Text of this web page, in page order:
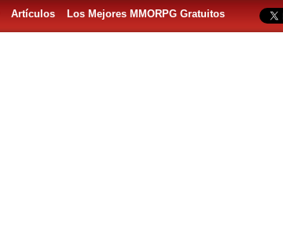
Artículos Los Mejores MMORPG Gratuitos